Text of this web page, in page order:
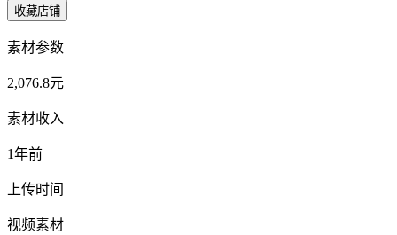
收藏店铺
素材参数
2,076.8元
素材收入
1年前
上传时间
视频素材